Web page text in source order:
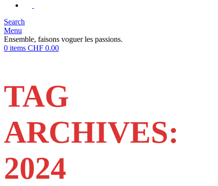
Search
Menu
Ensemble, faisons voguer les passions.
0 items CHF 0.00
TAG
ARCHIVES:
2024